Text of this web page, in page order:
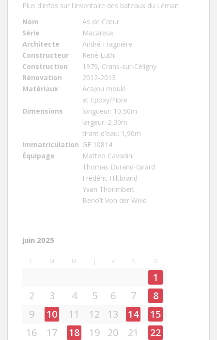
Plus d'infos sur l'inventaire des bateaux du Léman
Nom
As de Cœur
Série
Macareux
Architecte
André Fragnière
Constructeur
René Luthi
Construction
1979, Crans-sur-Céligny
Rénovation
2012-2013
Matériaux
Acajou moulé
et Epoxy/Fibre
Dimensions
longueur: 10,50m
largeur: 2,30m
tirant d'eau: 1,90m
Immatriculation GE 10814
Équipage
Matteo Cavadini
Thomas Durand-Girard
Frédéric Hiltbrand
Yvan Thorimbert
Benoît Von der Weid
juin 2025
L M M J V S D
1
2
3 4 5 6 7
8
9
10 11 12 13 14
15
16
17 18 19 20 21
22